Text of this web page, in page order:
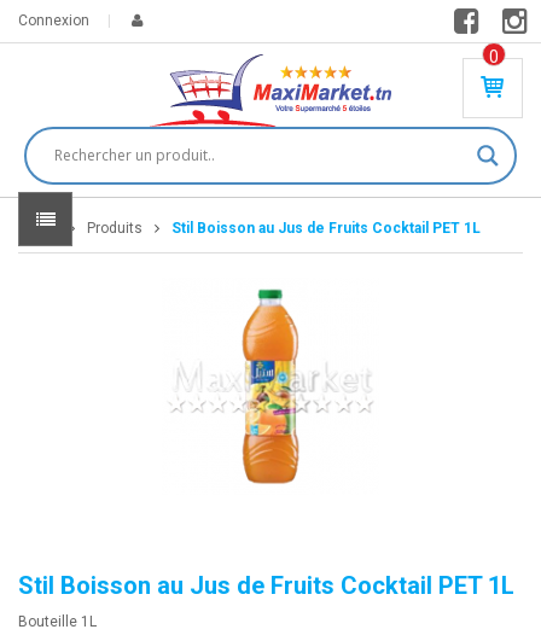
Connexion
0
PR
DU
IT(
S)
Home Produits Stil Boisson au Jus de Fruits Cocktail PET 1L
Stil Boisson au Jus de Fruits Cocktail PET 1L
Bouteille 1L